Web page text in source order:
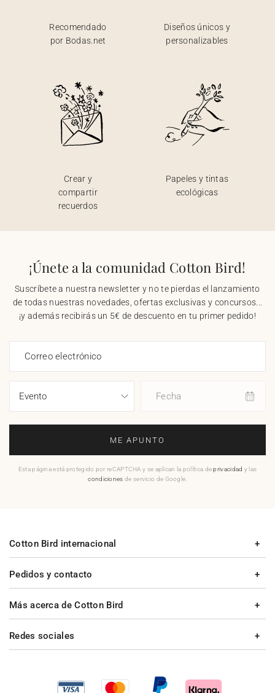
Recomendado
por Bodas.net
Diseños únicos y
personalizables
Crear y
compartir
recuerdos
Papeles y tintas
ecológicas
¡Únete a la comunidad Cotton Bird!
Suscríbete a nuestra newsletter y no te pierdas el lanzamiento
de todas nuestras novedades, ofertas exclusivas y concursos...
¡y además recibirás un 5€ de descuento en tu primer pedido!
Correo electrónico
Fecha
ME APUNTO
Esta página está protegido por reCAPTCHA y se aplican la política deprivacidad y las
condiciones de servicio de Google.
Pedidos y contacto
Más acerca de Cotton Bird
Cotton Bird internacional
Redes sociales